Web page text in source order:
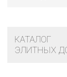
КАТАЛОГ
ЭЛИТНЫХ